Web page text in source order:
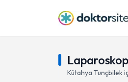
Kütahya Tunçbilek